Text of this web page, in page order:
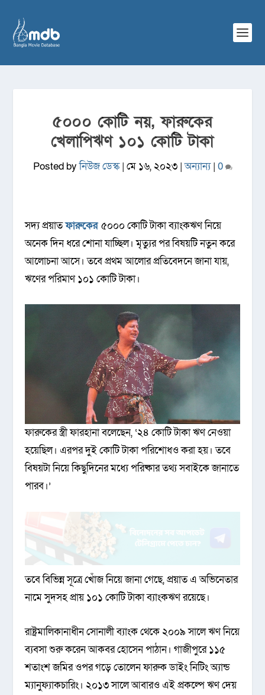
৫০০০ কোটি নয়, ফারুকের
খেলাপিঋণ ১০১ কোটি টাকা
Posted byনিউজ ডেস্ক| মে ১৬, ২০২৩|অন্যান্য| 0
সদ্য প্রয়াতফারুকের৫০০০ কোটি টাকা ব্যাংকঋণ নিয়ে
অনেক দিন ধরে শোনা যাচ্ছিল। মৃত্যুর পর বিষয়টি নতুন করে
আলোচনা আসে। তবে প্রথম আলোর প্রতিবেদনে জানা যায়,
ঋণের পরিমাণ ১০১ কোটি টাকা।
ফারুকের স্ত্রী ফারহানা বলেছেন, ‘২৪ কোটি টাকা ঋণ নেওয়া
হয়েছিল। এরপর দুই কোটি টাকা পরিশোধও করা হয়। তবে
বিষয়টা নিয়ে কিছুদিনের মধ্যে পরিষ্কার তথ্য সবাইকে জানাতে
পারব।’
তবে বিভিন্ন সূত্রে খোঁজ নিয়ে জানা গেছে, প্রয়াত এ অভিনেতার
নামে সুদসহ প্রায় ১০১ কোটি টাকা ব্যাংকঋণ রয়েছে।
রাষ্ট্রমালিকানাধীন সোনালী ব্যাংক থেকে ২০০৯ সালে ঋণ নিয়ে
ব্যবসা শুরু করেন আকবর হোসেন পাঠান। গাজীপুরে ১১৫
শতাংশ জমির ওপর গড়ে তোলেন ফারুক ডাইং নিটিং অ্যান্ড
ম্যানুফ্যাকচারিং। ২০১৩ সালে আবারও এই প্রকল্পে ঋণ দেয়